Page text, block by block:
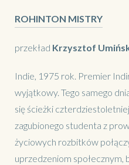
ROHINTON MISTRY
przekład Krzysztof
Indie, 1975 rok. Premier
wyjątkowy. Tego samego
się ścieżki
zagubionego studenta z
życiowych rozbitków
uprzedzeniom społecznym,